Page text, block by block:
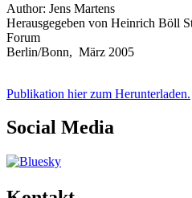
Author: Jens Martens
Herausgegeben von Heinrich Böll
Forum
Berlin/Bonn, März 2005
Publikation hier zum Herunterladen.
Social Media